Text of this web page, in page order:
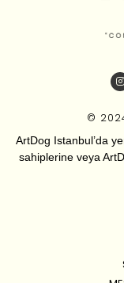
©
ArtDog Istanbul’da
sahiplerine veya